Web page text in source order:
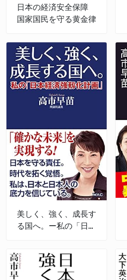
日本の経済安全保障
国家国民を守る黄金律
美しく、強く、成長す
る国へ。ー私の「日本